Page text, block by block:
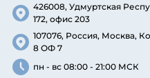
426008, Удмуртская
172, офис 203
107076, Россия, Москва,
8 ОФ 7
пн - вс 08:00 - 21:00 МСК